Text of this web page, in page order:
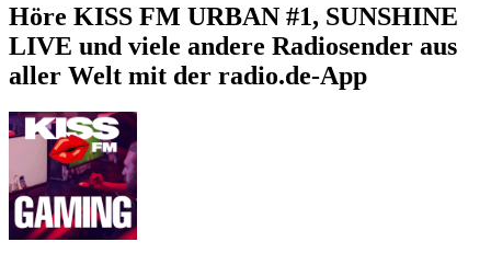
Höre KISS FM URBAN #1, SUNSHINE
LIVE und viele andere Radiosender aus
aller Welt mit der radio.de-App